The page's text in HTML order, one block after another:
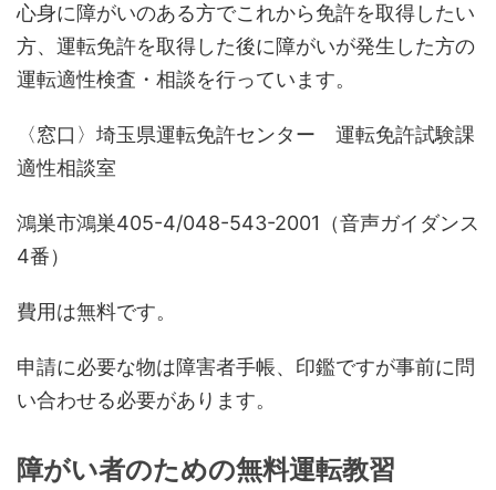
心身に障がいのある方でこれから免許を取得したい
方、運転免許を取得した後に障がいが発生した方の
運転適性検査・相談を行っています。
〈窓口〉埼玉県運転免許センター 運転免許試験課
適性相談室
鴻巣市鴻巣405-4/048-543-2001（音声ガイダンス
4番）
費用は無料です。
申請に必要な物は障害者手帳、印鑑ですが事前に問
い合わせる必要があります。
障がい者のための無料運転教習